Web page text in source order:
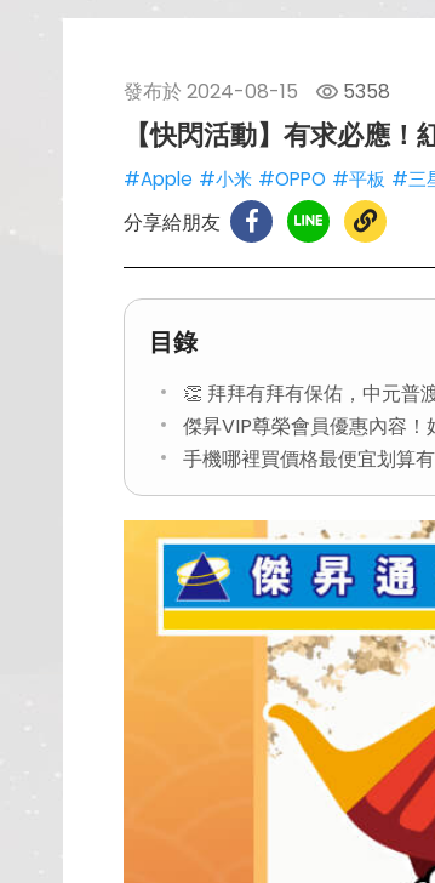
發布於 2024-08-15 5358
【快閃活動】有求必應
#Apple #小米 #OPPO #平板 #三
分享給朋友
目錄
👏 拜拜有拜有保佑，中元普
傑昇VIP尊榮會員優惠內容！
手機哪裡買價格最便宜划算